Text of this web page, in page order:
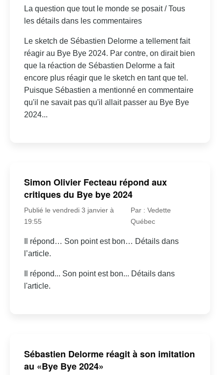
La question que tout le monde se posait / Tous
les détails dans les commentaires
Le sketch de Sébastien Delorme a tellement fait
réagir au Bye Bye 2024. Par contre, on dirait bien
que la réaction de Sébastien Delorme a fait
encore plus réagir que le sketch en tant que tel.
Puisque Sébastien a mentionné en commentaire
qu'il ne savait pas qu'il allait passer au Bye Bye
2024...
Simon Olivier Fecteau répond aux
critiques du Bye bye 2024
Publié le vendredi 3 janvier à
19:55
Par : Vedette
Québec
Il répond… Son point est bon… Détails dans
l’article.
Il répond... Son point est bon... Détails dans
l'article.
Sébastien Delorme réagit à son imitation
au «Bye Bye 2024»